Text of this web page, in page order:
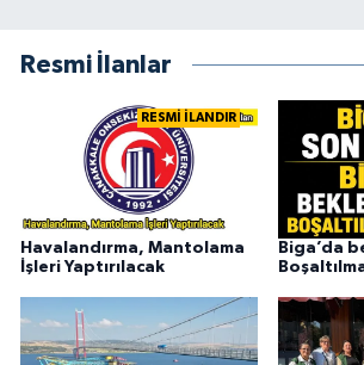
Resmi İlanlar
RESMİ İLANDIR
Havalandırma, Mantolama
İşleri Yaptırılacak
Biga’da